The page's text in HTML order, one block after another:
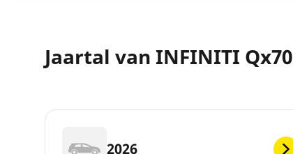
Jaartal van INFINITI Qx70
2026